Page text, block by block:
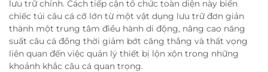
lưu trữ chính. Cách tiếp cận tổ chức toàn diện này biến
chiếc túi câu cá cỡ lớn từ một vật dụng lưu trữ đơn giản
thành một trung tâm điều hành di động, nâng cao năng
suất câu cá đồng thời giảm bớt căng thẳng và thất vọng
liên quan đến việc quản lý thiết bị lộn xộn trong những
khoảnh khắc câu cá quan trọng.